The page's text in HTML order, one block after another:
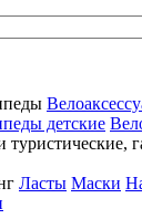
детские
туристические,
Ласты Маски